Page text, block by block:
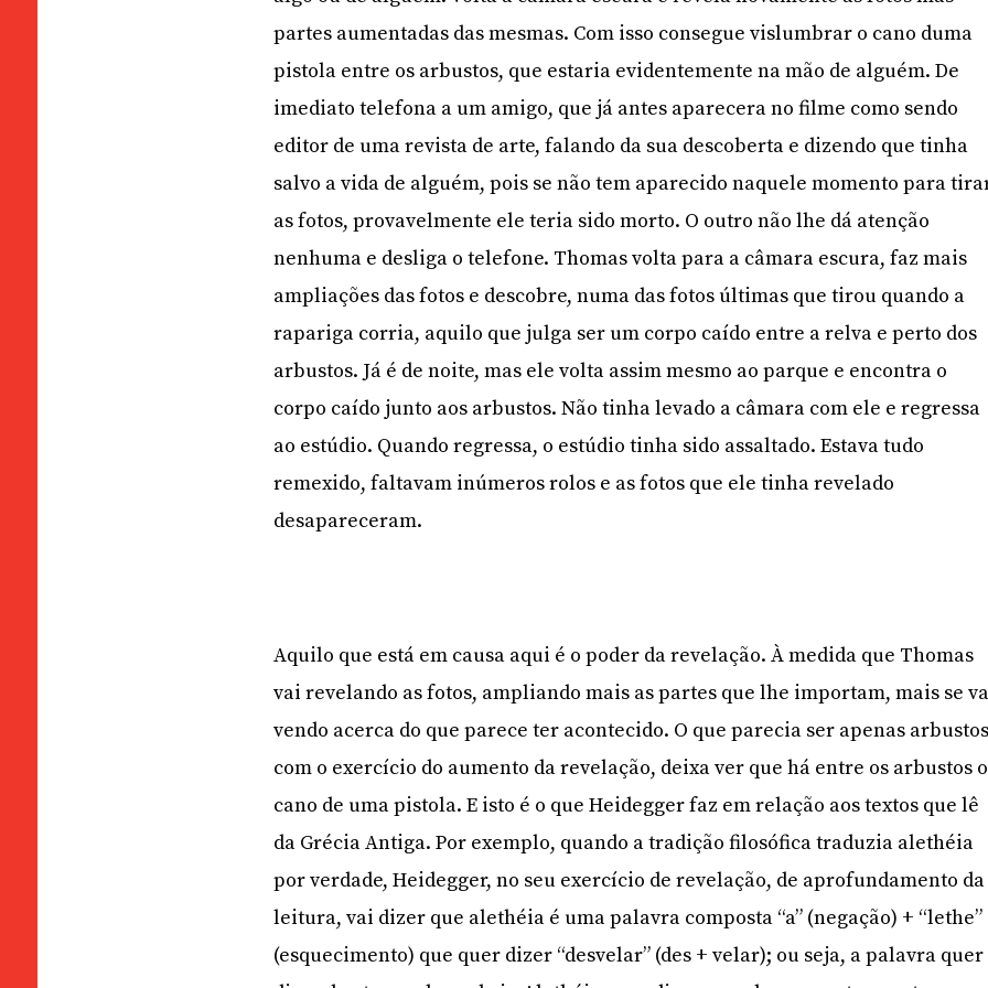
partes aumentadas das mesmas. Com isso consegue vislumbrar o cano duma
pistola entre os arbustos, que estaria evidentemente na mão de alguém. De
imediato telefona a um amigo, que já antes aparecera no filme como sendo
editor de uma revista de arte, falando da sua descoberta e dizendo que tinha
salvo a vida de alguém, pois se não tem aparecido naquele momento para
as fotos, provavelmente ele teria sido morto. O outro não lhe dá atenção
nenhuma e desliga o telefone. Thomas volta para a câmara escura, faz mais
ampliações das fotos e descobre, numa das fotos últimas que tirou quando a
rapariga corria, aquilo que julga ser um corpo caído entre a relva e perto dos
arbustos. Já é de noite, mas ele volta assim mesmo ao parque e encontra o
corpo caído junto aos arbustos. Não tinha levado a câmara com ele e regressa
ao estúdio. Quando regressa, o estúdio tinha sido assaltado. Estava tudo
remexido, faltavam inúmeros rolos e as fotos que ele tinha revelado
desapareceram.
Aquilo que está em causa aqui é o poder da revelação. À medida que Thomas
vai revelando as fotos, ampliando mais as partes que lhe importam, mais se
vendo acerca do que parece ter acontecido. O que parecia ser apenas
com o exercício do aumento da revelação, deixa ver que há entre os arbustos o
cano de uma pistola. E isto é o que Heidegger faz em relação aos textos que lê
da Grécia Antiga. Por exemplo, quando a tradição filosófica traduzia alethéia
por verdade, Heidegger, no seu exercício de revelação, de aprofundamento da
leitura, vai dizer que alethéia é uma palavra composta “a” (negação) + “lethe”
(esquecimento) que quer dizer “desvelar” (des + velar); ou seja, a palavra quer